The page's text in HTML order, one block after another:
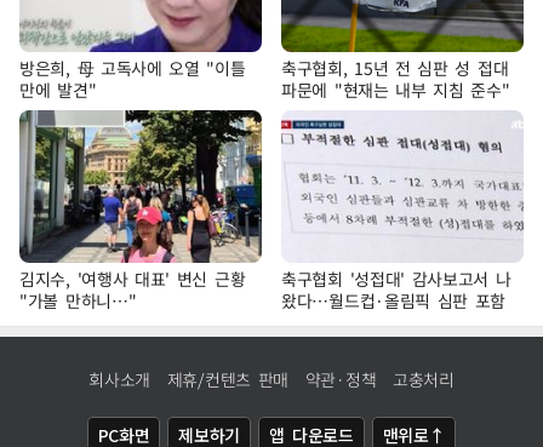
방은희, 母 고독사에 오열 "이틀
만에 발견"
축구협회, 15년 전 심판 성 접대
파문에 "현재는 내부 지침 준수"
김지수, '여행사 대표' 변신 근황
"가볼 만하니…"
축구협회 '성접대' 감사보고서 나
왔다…월드컵·올림픽 심판 포함
회사소개 제휴/컨텐츠 판매 약관·정책 고충처리
PC화면 제보하기 앱 다운로드 맨위로↑